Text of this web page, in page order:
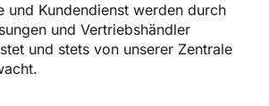
und Kundendienst werden durch
und Vertriebshändler
und stets von unserer Zentrale